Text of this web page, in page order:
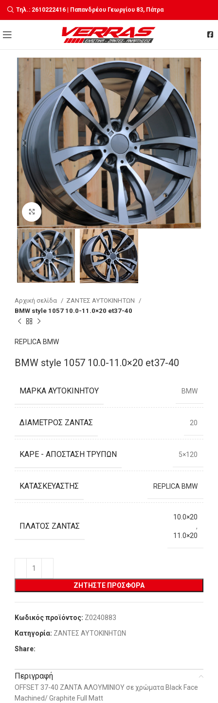
Τηλ.: 2610222416 | Παπανδρέου Γεωργίου 83, Πάτρα
Click to enlarge
Αρχική σελίδα
ΖΑΝΤΕΣ ΑΥΤΟΚΙΝΗΤΩΝ
BMW style 1057 10.0-11.0×20 et37-40
REPLICA BMW
BMW style 1057 10.0-11.0×20 et37-40
ΜΆΡΚΑ ΑΥΤΟΚΙΝΉΤΟΥ BMW
ΔΙΆΜΕΤΡΟΣ ΖΆΝΤΑΣ 20
ΚΑΡΈ - ΑΠΌΣΤΑΣΗ ΤΡΥΠΏΝ 5×120
ΚΑΤΑΣΚΕΥΑΣΤΉΣ REPLICA BMW
ΠΛΆΤΟΣ ΖΆΝΤΑΣ
10.0×20
,
11.0×20
ΖΗΤΉΣΤΕ ΠΡΟΣΦΟΡΆ
Κωδικός προϊόντος: Z0240883
Κατηγορία: ΖΑΝΤΕΣ ΑΥΤΟΚΙΝΗΤΩΝ
Share:
Περιγραφή
OFFSET 37-40 ΖΑΝΤΑ ΑΛΟΥΜΙΝΙΟΥ σε χρώματα Black Face
Machined/ Graphite Full Matt